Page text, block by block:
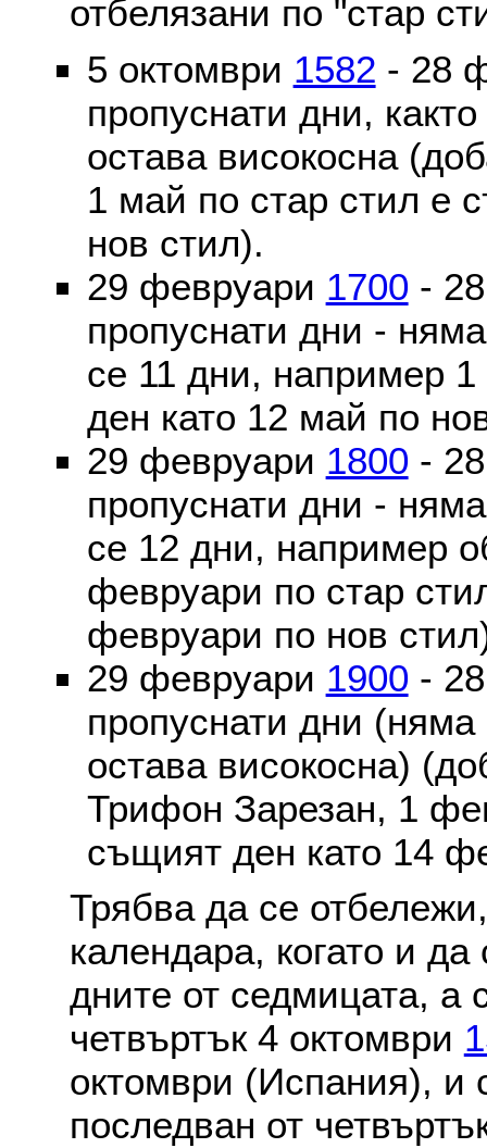
отбелязани по "стар
5 октомври 1582 - 28
пропуснати дни,
остава високосна
1 май по стар стил е
нов стил).
29 февруари 1700 -
пропуснати дни -
се 11 дни, например
ден като 12 май по
29 февруари 1800 -
пропуснати дни -
се 12 дни, например
февруари по стар
февруари по нов
29 февруари 1900 -
пропуснати дни
остава високосна)
Трифон Зарезан, 1
същият ден като 14
Трябва да се
календара, когато и
дните от седмицата, а
четвъртък 4 октомври
октомври (Испания), и
последван от